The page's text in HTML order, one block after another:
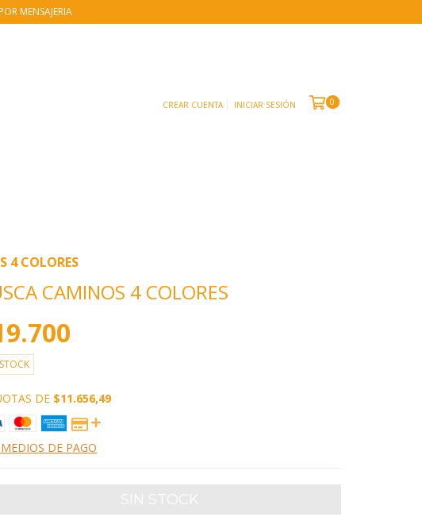
MENSAJERIA
CREAR CUENTA INICIAR SESIÓN 0
4 COLORES
CAMINOS 4 COLORES
DE $11.656,49
DE PAGO